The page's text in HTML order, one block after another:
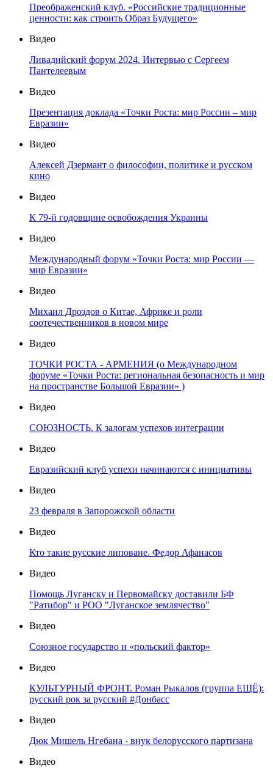
Преображенский клуб. «Российские традиционные
ценности: как строить Образ Будущего»
Видео
Ливадийский форум 2024. Интервью с Сергеем
Пантелеевым
Видео
Презентация доклада «Точки Роста: мир России – мир
Евразии»
Видео
Алексей Дзермант о философии, политике и русском
кино
Видео
К 79-й годовщине освобождения Украины
Видео
Международный форум «Точки Роста: мир России —
мир Евразии»
Видео
Михаил Дроздов о Китае, Африке и роли
соотечественников в новом мире
Видео
ТОЧКИ РОСТА - АРМЕНИЯ (о Международном
форуме «Точки Роста: региональная безопасность и мир
на пространстве Большой Евразии» )
Видео
СОЮЗНОСТЬ. К залогам успехов интеграции
Видео
Евразийский клуб успехи начинаются с инициативы
Видео
23 февраля в Запорожской области
Видео
Кто такие русские липоване. Федор Афанасов
Видео
Помощь Луганску и Первомайску доставили БФ
"Ратибор" и РОО "Луганское землячество"
Видео
Союзное государство и «польский фактор»
Видео
КУЛЬТУРНЫЙ ФРОНТ. Роман Рыкалов (группа ЕЩЁ):
русский рок за русский #Донбасс
Видео
Дюк Мишель Нгебана - внук белорусского партизана
Видео